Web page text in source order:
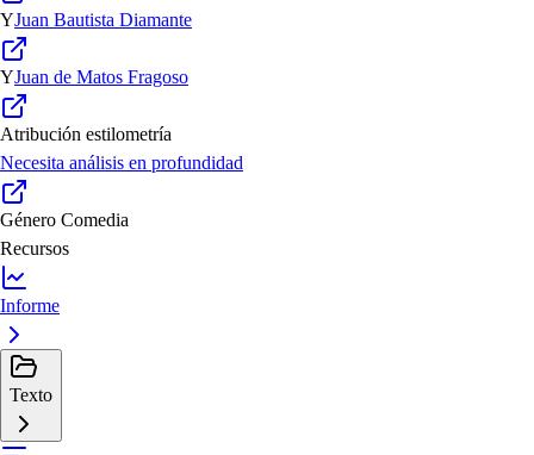
YJuan Bautista Diamante
YJuan de Matos Fragoso
Atribución estilometría
Necesita análisis en profundidad
Género Comedia
Recursos
Informe
Texto